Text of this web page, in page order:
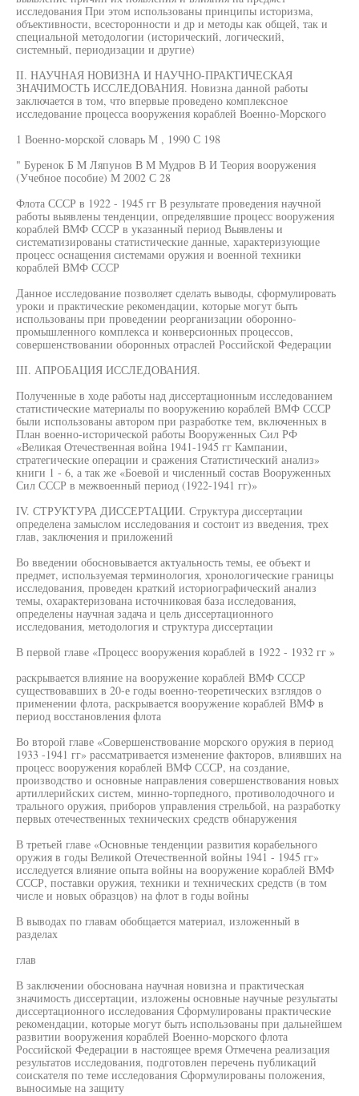
исследования При этом использованы принципы историзма,
объективности, всесторонности и др и методы как общей, так и
специальной методологии (исторический, логический,
системный, периодизации и другие)
II. НАУЧНАЯ НОВИЗНА И НАУЧНО-ПРАКТИЧЕСКАЯ
ЗНАЧИМОСТЬ ИССЛЕДОВАНИЯ. Новизна данной работы
заключается в том, что впервые проведено комплексное
исследование процесса вооружения кораблей Военно-Морского
1 Военно-морской словарь М , 1990 С 198
" Буренок Б М Ляпунов В М Мудров В И Теория вооружения
(Учебное пособие) М 2002 С 28
Флота СССР в 1922 - 1945 гг В результате проведения научной
работы выявлены тенденции, определявшие процесс вооружения
кораблей ВМФ СССР в указанный период Выявлены и
систематизированы статистические данные, характеризующие
процесс оснащения системами оружия и военной техники
кораблей ВМФ СССР
Данное исследование позволяет сделать выводы, сформулировать
уроки и практические рекомендации, которые могут быть
использованы при проведении реорганизации оборонно-
промышленного комплекса и конверсионных процессов,
совершенствовании оборонных отраслей Российской Федерации
III. АПРОБАЦИЯ ИССЛЕДОВАНИЯ.
Полученные в ходе работы над диссертационным исследованием
статистические материалы по вооружению кораблей ВМФ СССР
были использованы автором при разработке тем, включенных в
План военно-исторической работы Вооруженных Сил РФ
«Великая Отечественная война 1941-1945 гг Кампании,
стратегические операции и сражения Статистический анализ»
книги 1 - 6, а так же «Боевой и численный состав Вооруженных
Сил СССР в межвоенный период (1922-1941 гг)»
IV. СТРУКТУРА ДИССЕРТАЦИИ. Структура диссертации
определена замыслом исследования и состоит из введения, трех
глав, заключения и приложений
Во введении обосновывается актуальность темы, ее объект и
предмет, используемая терминология, хронологические границы
исследования, проведен краткий историографический анализ
темы, охарактеризована источниковая база исследования,
определены научная задача и цель диссертационного
исследования, методология и структура диссертации
В первой главе «Процесс вооружения кораблей в 1922 - 1932 гг »
раскрывается влияние на вооружение кораблей ВМФ СССР
существовавших в 20-е годы военно-теоретических взглядов о
применении флота, раскрывается вооружение кораблей ВМФ в
период восстановления флота
Во второй главе «Совершенствование морского оружия в период
1933 -1941 гг» рассматривается изменение факторов, влиявших на
процесс вооружения кораблей ВМФ СССР, на создание,
производство и основные направления совершенствования новых
артиллерийских систем, минно-торпедного, противолодочного и
трального оружия, приборов управления стрельбой, на разработку
первых отечественных технических средств обнаружения
В третьей главе «Основные тенденции развития корабельного
оружия в годы Великой Отечественной войны 1941 - 1945 гг»
исследуется влияние опыта войны на вооружение кораблей ВМФ
СССР, поставки оружия, техники и технических средств (в том
числе и новых образцов) на флот в годы войны
В выводах по главам обобщается материал, изложенный в
разделах
глав
В заключении обоснована научная новизна и практическая
значимость диссертации, изложены основные научные результаты
диссертационного исследования Сформулированы практические
рекомендации, которые могут быть использованы при дальнейшем
развитии вооружения кораблей Военно-морского флота
Российской Федерации в настоящее время Отмечена реализация
результатов исследования, подготовлен перечень публикаций
соискателя по теме исследования Сформулированы положения,
выносимые на защиту